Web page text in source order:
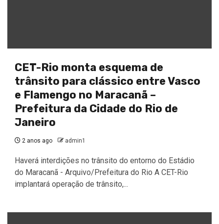
CET-Rio monta esquema de
trânsito para clássico entre Vasco
e Flamengo no Maracanã –
Prefeitura da Cidade do Rio de
Janeiro
2 anos ago admin1
Haverá interdições no trânsito do entorno do Estádio
do Maracanã - Arquivo/Prefeitura do Rio A CET-Rio
implantará operação de trânsito,...